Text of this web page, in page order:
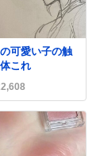
可愛い子の触
これ